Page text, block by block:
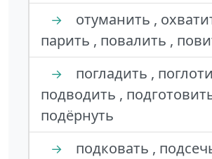
→
отуманить ,
парить , повалить ,
→
погладить ,
подводить ,
подёрнуть
→
подковать ,